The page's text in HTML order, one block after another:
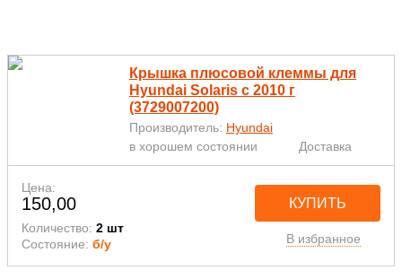
Крышка плюсовой клеммы для
Hyundai Solaris с 2010 г
(3729007200)
Производитель: Hyundai
в хорошем состоянии
Доставка
Цена:
150,00
Количество: 2 шт
Состояние: б/у
КУПИТЬ
В избранное